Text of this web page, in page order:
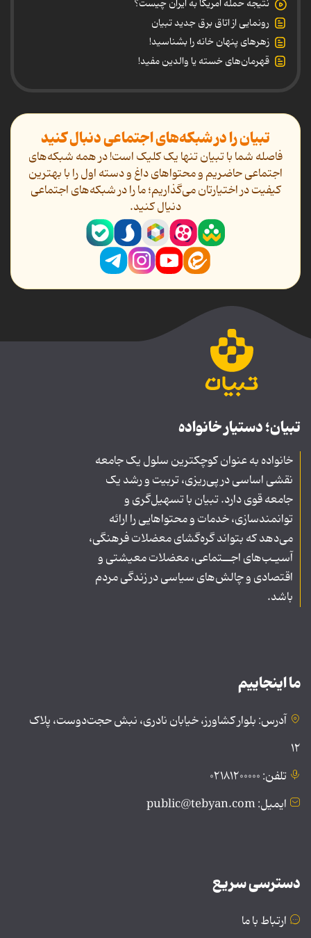
نتیجه حمله آمریکا به ایران چیست؟
رونمایی از اتاق برق جدید تبیان
زهرهای پنهان خانه را بشناسید!
قهرمان‌های خسته یا والدین مفید!
تبیان را در شبکه‌های اجتماعی دنبال کنید
فاصله شما با تبیان تنها یک کلیک است! در همه شبکه‌های
اجتماعی حاضریم و محتواهای داغ و دسته اول را با بهترین
کیفیت در اختیارتان می‌گذاریم؛ ما را در شبکه‌های اجتماعی
دنیال کنید.
تبیان؛ دستیار خانواده
خانواده به عنوان کوچکترین سلول یک جامعه
نقشی اساسی در پی‌ریزی، تربیت و رشد یک
جامعه قوی دارد. تبیان با تسهیل‌گری و
توانمندسازی، خدمات و محتواهایی را ارائه
می‌دهد که بتواند گره‌گشای معضلات فرهنگی،
آسیـب‌های اجــتماعی، معضلات معیشتی و
اقتصادی و چالش‌های سیاسی در زندگی مردم
باشد.
ما اینجاییم
آدرس: بلوار کشاورز، خیابان نادری، نبش حجت‌دوست، پلاک
۱۲
تلفن: ۰۲۱۸۱۲۰۰۰۰۰
ایمیل: public@tebyan.com
دسترسی سریع
ارتباط با ما